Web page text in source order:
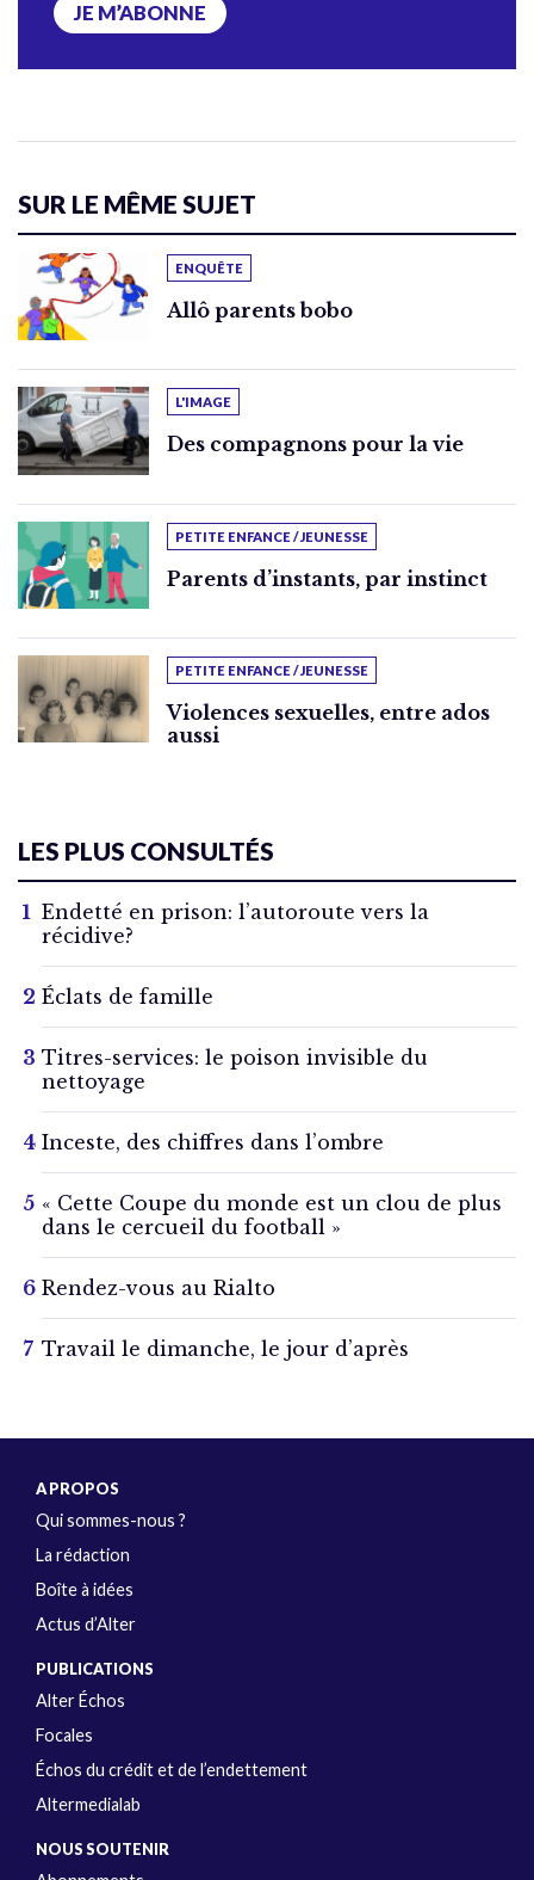
JE M’ABONNE
SUR LE MÊME SUJET
ENQUÊTE
Allô parents bobo
L'IMAGE
Des compagnons pour la vie
PETITE ENFANCE / JEUNESSE
Parents d’instants, par instinct
PETITE ENFANCE / JEUNESSE
Violences sexuelles, entre ados
aussi
LES PLUS CONSULTÉS
Endetté en prison: l’autoroute vers la
récidive?
Éclats de famille
Titres-services: le poison invisible du
nettoyage
Inceste, des chiffres dans l’ombre
« Cette Coupe du monde est un clou de plus
dans le cercueil du football »
Rendez-vous au Rialto
Travail le dimanche, le jour d’après
A PROPOS
Qui sommes-nous ?
La rédaction
Boîte à idées
Actus d’Alter
PUBLICATIONS
Alter Échos
Focales
Échos du crédit et de l’endettement
Altermedialab
NOUS SOUTENIR